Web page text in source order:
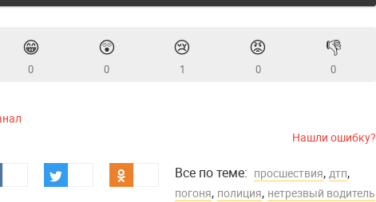
😁
0
😲
0
😢
1
😡
0
👎
0
Нашли ошибку?
Все по теме: просшествия, дтп,
погоня, полиция, нетрезвый водитель